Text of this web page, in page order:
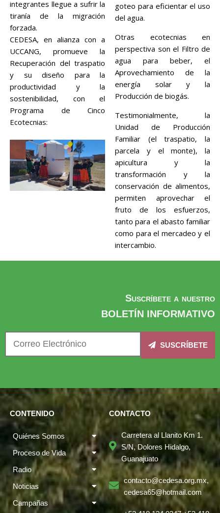
integrantes llegue a sufrir la
tiranía de la migración
forzada.
CEDESA, en alianza con a
UCCANG, promueve la
Recuperación del traspatio
y su diseño para la
productividad y la
sostenibilidad, con el
Programa de Cinco
Ecotecnias:
goteo para eficientar el uso
del agua.
Otras ecotecnias en
perspectiva son el Filtro de
agua para beber, el
Aprovechamiento de la
energía solar y la
Producción de biogás.
Testimonialmente, la
Unidad de Producción
Familiar (el traspatio, la
parcela y el monte), la
apicultura y la
transformación y la
conservación de alimentos,
permiten aprovechar el
fruto de los esfuerzos,
tanto para el abasto familiar
como para el mercadeo y el
intercambio.
Suscríbete a nuestro
BOLETÍN INFORMATIVO
SUSCRÍBETE
CONTENIDO
Quiénes Somos
Proceso de Vida
Radio
Noticias
Campañas
CONTACTO
Carretera al Llanito Km 1.
S/N, Dolores Hidalgo,
Guanajuato
contacto@cedesa.org.mx,
cedesa65@hotmail.com